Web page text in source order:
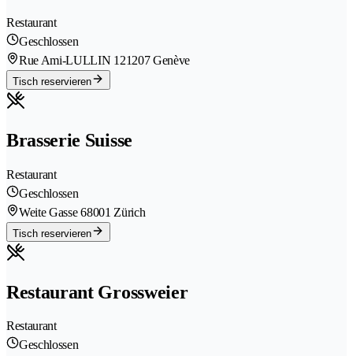
Restaurant
Geschlossen
Rue Ami-LULLIN 121207 Genève
Tisch reservieren
Brasserie Suisse
Restaurant
Geschlossen
Weite Gasse 68001 Zürich
Tisch reservieren
Restaurant Grossweier
Restaurant
Geschlossen